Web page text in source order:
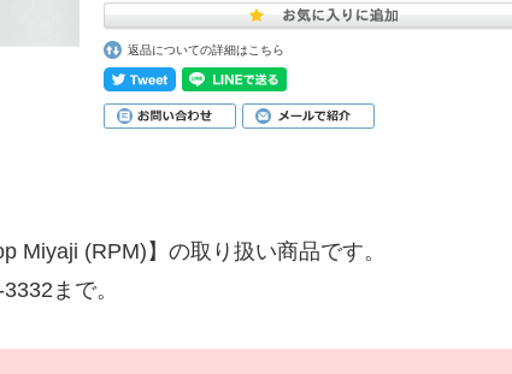
返品についての詳細はこちら
Miyaji (RPM)】の取り扱い商品です。
まで。